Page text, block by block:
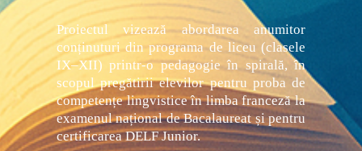
Proiectul vizează abordarea anumitor
conținuturi din programa de liceu (clasele
IX–XII) printr-o pedagogie în spirală, în
scopul pregătirii elevilor pentru proba de
competențe lingvistice în limba franceză la
examenul național de Bacalaureat și pentru
certificarea DELF Junior.